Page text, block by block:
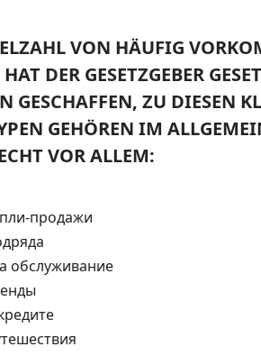
VON HÄUFIG
DER GESETZGEBER
GESCHAFFEN, ZU DIESEN
GEHÖREN IM
VOR ALLEM:
продажи
обслуживание